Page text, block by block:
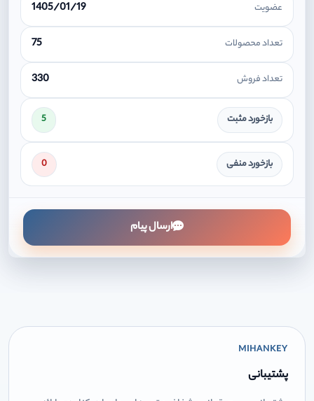
عضویت 1405/01/19
تعداد محصولات 75
تعداد فروش 330
بازخورد مثبت 5
بازخورد منفی 0
ارسال پیام
MIHANKEY
پشتیبانی